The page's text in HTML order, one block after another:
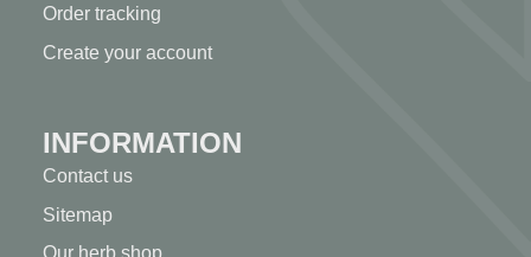
Order tracking
Create your account
INFORMATION
Contact us
Sitemap